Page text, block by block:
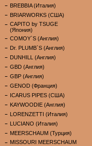
BREBBIA (Италия)
BRIARWORKS (США)
CAPITO by TSUGE
(Япония)
COMOY`S (Англия)
Dr. PLUMB`S (Англия)
DUNHILL (Англия)
GBD (Англия)
GBP (Англия)
GENOD (Франция)
ICARUS PIPES (США)
KAYWOODIE (Англия)
LORENZETTI (Италия)
LUCIANO (Италия)
MEERSCHAUM (Турция)
MISSOURI MEERSCHAUM